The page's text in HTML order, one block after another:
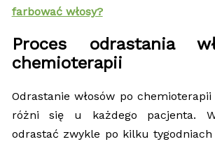
farbować włosy?
Proces odrastania
chemioterapii
Odrastanie włosów po
różni się u każdego pacjenta.
odrastać zwykle po kilku tygodniach